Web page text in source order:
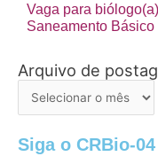
Vaga para
Saneamento
Arquivo de
Arquivo
Siga o CRBio-04